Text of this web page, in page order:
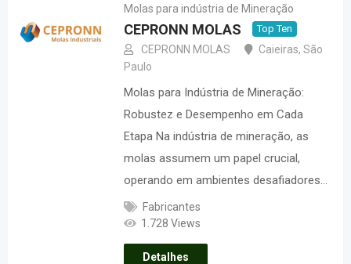
Molas para indústria de Mineração
CEPRONN MOLAS Top Ten
CEPRONN MOLAS Caieiras, São
Paulo
Molas para Indústria de Mineração:
Robustez e Desempenho em Cada
Etapa Na indústria de mineração, as
molas assumem um papel crucial,
operando em ambientes desafiadores…
Fabricantes
1.728 Views
Detalhes